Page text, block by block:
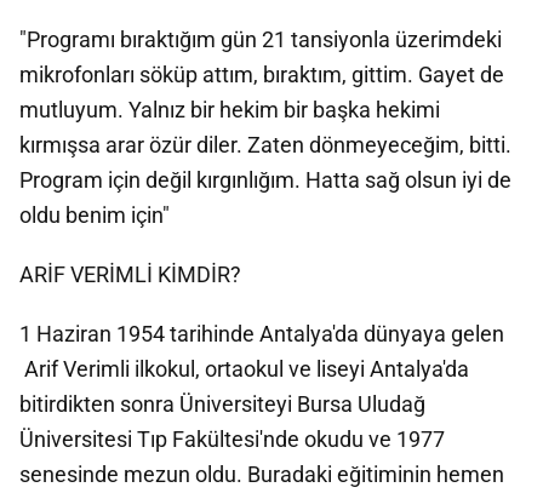
"Programı bıraktığım gün 21 tansiyonla üzerimdeki
mikrofonları söküp attım, bıraktım, gittim. Gayet de
mutluyum. Yalnız bir hekim bir başka hekimi
kırmışsa arar özür diler. Zaten dönmeyeceğim, bitti.
Program için değil kırgınlığım. Hatta sağ olsun iyi de
oldu benim için"
ARİF VERİMLİ KİMDİR?
1 Haziran 1954 tarihinde Antalya'da dünyaya gelen
Arif Verimli ilkokul, ortaokul ve liseyi Antalya'da
bitirdikten sonra Üniversiteyi Bursa Uludağ
Üniversitesi Tıp Fakültesi'nde okudu ve 1977
senesinde mezun oldu. Buradaki eğitiminin hemen